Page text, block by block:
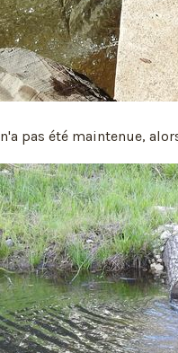
n'a pas été maintenue,